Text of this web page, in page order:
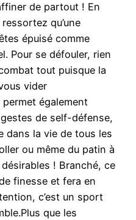
de partout ! En
qu’une
épuisé comme
Pour se défouler, rien
tout puisque la
vider
également
de self-défense,
dans la vie de tous les
ou même du patin à
! Branché, ce
finesse et fera en
c’est un sport
que les